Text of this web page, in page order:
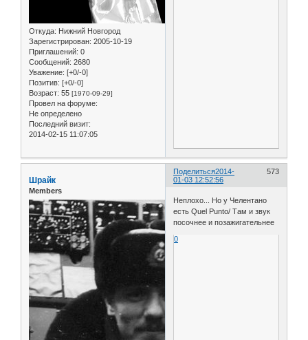
Откуда: Нижний Новгород
Зарегистрирован: 2005-10-19
Приглашений: 0
Сообщений: 2680
Уважение: [+0/-0]
Позитив: [+0/-0]
Возраст: 55 [1970-09-29]
Провел на форуме:
Не определено
Последний визит:
2014-02-15 11:07:05
Поделиться 573
2014-
01-03 12:52:56
Шрайк
Members
Неплохо... Но у Челентано
есть Quel Punto/ Там и звук
посочнее и позажигательнее
0